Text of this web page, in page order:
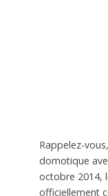
Rappelez-
domotique
octobre 2014,
officiellement